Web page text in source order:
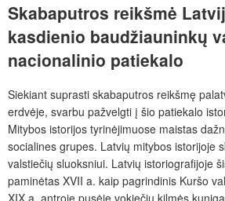
Skabaputros reikšmė
kasdienio baudžiauninkų
nacionalinio patiekalo
Siekiant suprasti skabaputros reikšmę
erdvėje, svarbu pažvelgti į šio patiekalo
Mitybos istorijos tyrinėjimuose maistas
socialines grupes. Latvių mitybos istorijoje
valstiečių sluoksniui. Latvių istoriografijoje
paminėtas XVII a. kaip pagrindinis Kuršo
XIX a. antroje pusėje vokiečių kilmės